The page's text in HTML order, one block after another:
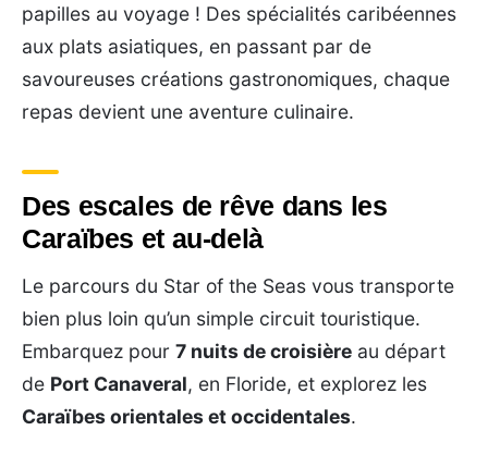
papilles au voyage ! Des spécialités caribéennes
aux plats asiatiques, en passant par de
savoureuses créations gastronomiques, chaque
repas devient une aventure culinaire.
Des escales de rêve dans les
Caraïbes et au-delà
Le parcours du Star of the Seas vous transporte
bien plus loin qu’un simple circuit touristique.
Embarquez pour 7 nuits de croisière au départ
de Port Canaveral, en Floride, et explorez les
Caraïbes orientales et occidentales.